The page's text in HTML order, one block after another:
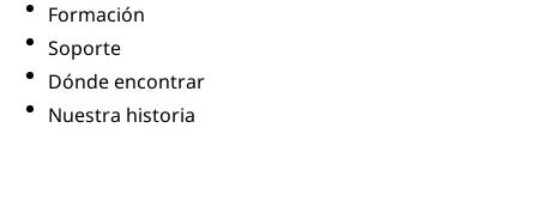
Formación
Soporte
Dónde encontrar
Nuestra historia